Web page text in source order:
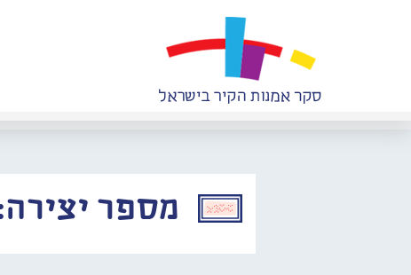
מספר יצירה: